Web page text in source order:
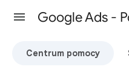
Google Ads -
Centrum pomocy